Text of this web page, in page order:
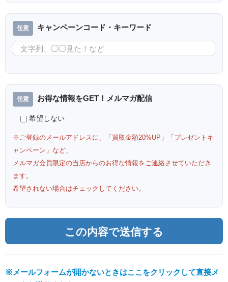
キャンペーンコード・キーワード
お得な情報をGET！メルマガ配信
希望しない
※ご登録のメールアドレスに、「買取金額20%UP」「プレゼントキ
ャンペーン」など、
メルマガ会員限定の当店からのお得な情報をご連絡させていただき
ます。
希望されない場合はチェックしてください。
※メールフォームが開かないときはここをクリックして直接メ